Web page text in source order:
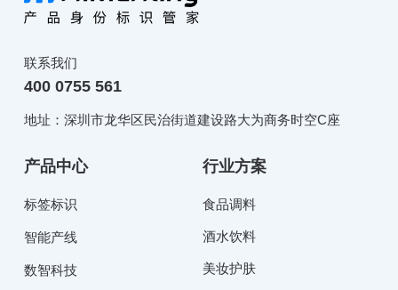
联系我们
400 0755 561
地址：深圳市龙华区民治街道建设路大为商务时空C座
产品中心
标签标识
智能产线
数智科技
行业方案
食品调料
酒水饮料
美妆护肤